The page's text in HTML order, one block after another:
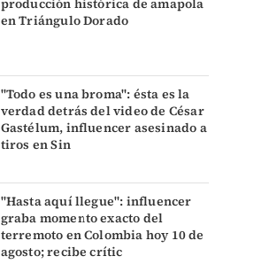
producción histórica de amapola
en Triángulo Dorado
"Todo es una broma": ésta es la
verdad detrás del video de César
Gastélum, influencer asesinado a
tiros en Sin
"Hasta aquí llegue": influencer
graba momento exacto del
terremoto en Colombia hoy 10 de
agosto; recibe crític